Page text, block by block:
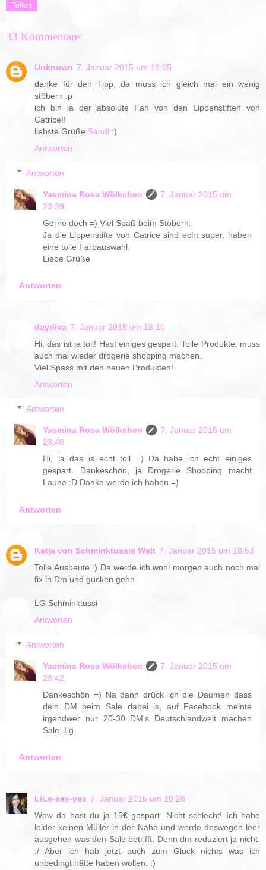
Teilen
33 Kommentare:
Unknown 7. Januar 2015 um 18:05
danke für den Tipp, da muss ich gleich mal ein wenig
stöbern :p
ich bin ja der absolute Fan von den Lippenstiften von
Catrice!!
liebste Grüße Sandi :)
Antworten
Antworten
Yasmina Rosa Wölkchen
7. Januar 2015 um
23:39
Gerne doch =) Viel Spaß beim Stöbern.
Ja die Lippenstifte von Catrice sind echt super, haben
eine tolle Farbauswahl.
Liebe Grüße
Antworten
daydiva 7. Januar 2015 um 18:10
Hi, das ist ja toll! Hast einiges gespart. Tolle Produkte, muss
auch mal wieder drogerie shopping machen.
Viel Spass mit den neuen Produkten!
Antworten
Antworten
Yasmina Rosa Wölkchen
7. Januar 2015 um
23:40
Hi, ja das is echt toll =) Da habe ich echt einiges
gespart. Dankeschön, ja Drogerie Shopping macht
Laune :D Danke werde ich haben =)
Antworten
Katja von Schminktussis Welt 7. Januar 2015 um 18:53
Tolle Ausbeute :) Da werde ich wohl morgen auch noch mal
fix in Dm und gucken gehn.
LG Schminktussi
Antworten
Antworten
Yasmina Rosa Wölkchen
7. Januar 2015 um
23:42
Dankeschön =) Na dann drück ich die Daumen dass
dein DM beim Sale dabei is, auf Facebook meinte
irgendwer nur 20-30 DM's Deutschlandweit machen
Sale. Lg
Antworten
LiLe-say-yes 7. Januar 2015 um 19:26
Wow da hast du ja 15€ gespart. Nicht schlecht! Ich habe
leider keinen Müller in der Nähe und werde deswegen leer
ausgehen was den Sale betrifft. Denn dm reduziert ja nicht.
:/ Aber ich hab jetzt auch zum Glück nichts was ich
unbedingt hätte haben wollen. :)